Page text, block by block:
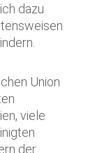
dazu
Union
viele
der